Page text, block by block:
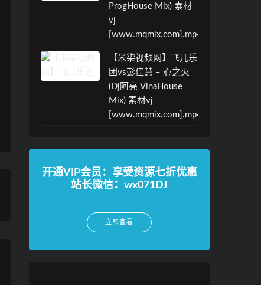
ProgHouse Mix) 素材
vj
[www.mqmix.com].mp4
【米柒视频网】飞儿乐
团vs彭佳慧 – 心之火
(Dj阿亮 VinaHouse
Mix) 素材vj
[www.mqmix.com].mp4
开通VIP会员：享受资源七折优惠
站长微信：wx071DJ
立即查看